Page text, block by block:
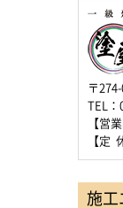
〒
TEL：
【営
【定
施工